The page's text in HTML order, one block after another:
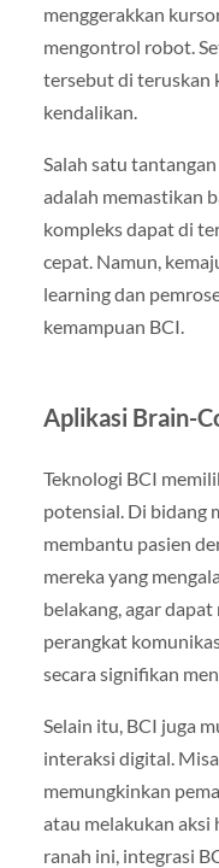
menggerakkan
mengontrol robot.
tersebut di teruskan
kendalikan.
Salah satu
adalah memastikan
kompleks dapat di
cepat. Namun,
learning dan
kemampuan BCI.
Aplikasi Brain-
Teknologi BCI
potensial. Di bidang
membantu pasien
mereka yang
belakang, agar
perangkat
secara signifikan
Selain itu, BCI juga
interaksi digital.
memungkinkan
atau melakukan aksi
ranah ini, integrasi